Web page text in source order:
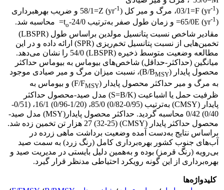
(yr
-1 ) 03/1=F، مرگ و میر کل (yr -1
) 58/1=Z و ضریب بهره­برداری
(yr
-1 ) 65/0E= و زمان طول صفر به‌ترتیب 24/0-t o = محاسبه شد.
مقادیر شاخص نسبت پتانسیل مولدین براساس طول (LBSPR)
تخمین‌هایی از نسبت پتانسیل تخم‌ریزی (SPR) ارائه داده و در این
مطالعه وضعیت متوسط ذخیره (LBSPR) 54/0 را نشان می‌دهد.
میانگین (حداکثر-حداقل) شاخص‌های بیوماس به بیوماس حداکثر
محصول پایدار (B/BMSY
)، نسبت میزان مرگ و میر صیادی موجود
به مرگ و میر حداکثر محصول پایدار (F/FMSY
) و بیوماس به
ظرفیت حمل یا اشباعیت (S=B/K) مدل صید-محصول حداکثر
پایدار (CMSY) به‌ترتیب (0/95-0/82) 85/0، (1/20-0/96) 16/1، (0/51-
0/40) 0/42 محاسبه گردید. حداکثر محصول پایدار(MSY) مدل صید-
محصول حداکثر پایدار (CMSY) (32-25) 27 هزار تن تخمین زده شد.
براساس نتایج به‌دست آمده وضعیت برداشت ماهی زرده در
آب‌های جنوب کشور بهره‌برداری کامل (رنگ زرد) به سمت صید
بی‌رویه (رنگ قرمز) بوده و به‌همین دلیل بایستی در مدیریت صید و
بهره‌برداری از این گونه رویکرد احتیاطی مدنظر قرار گیرد.
کلیدواژه‌ها